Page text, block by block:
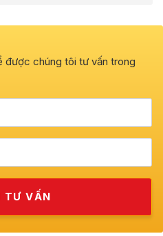
được chúng tôi tư vấn trong